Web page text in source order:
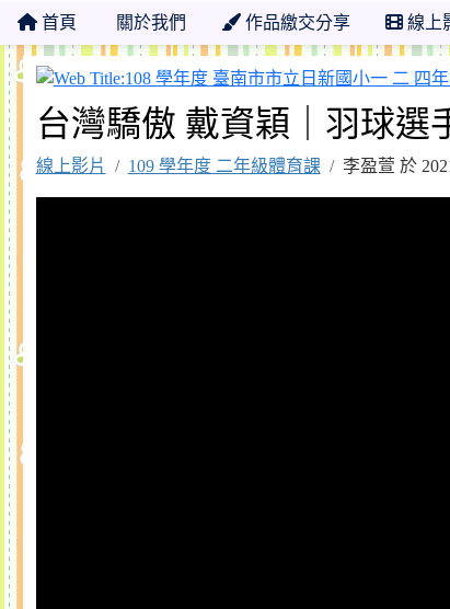
首頁 關於我們 作品繳交分享 線上
台灣驕傲 戴資穎｜羽球選
線上影片 109 學年度 二年級體育課 李盈萱 於